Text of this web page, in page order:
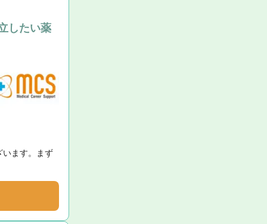
したい薬
ます。まず